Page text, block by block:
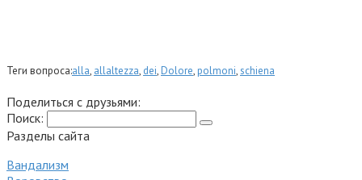
Теги вопроса:alla, allaltezza, dei,Dolore,polmoni,schiena
Поделиться с друзьями:
Поиск:
Разделы сайта
Вандализм